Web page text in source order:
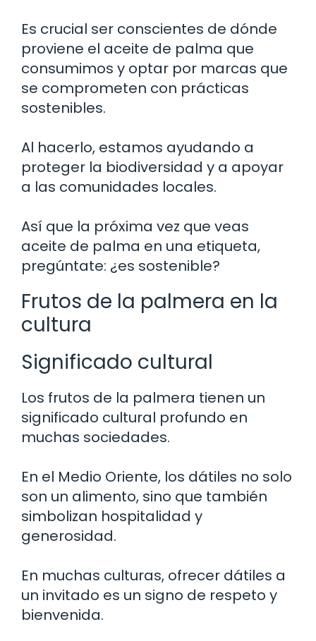
Es crucial ser conscientes de dónde
proviene el aceite de palma que
consumimos y optar por marcas que
se comprometen con prácticas
sostenibles.
Al hacerlo, estamos ayudando a
proteger la biodiversidad y a apoyar
a las comunidades locales.
Así que la próxima vez que veas
aceite de palma en una etiqueta,
pregúntate: ¿es sostenible?
Frutos de la palmera en la
cultura
Significado cultural
Los frutos de la palmera tienen un
significado cultural profundo en
muchas sociedades.
En el Medio Oriente, los dátiles no solo
son un alimento, sino que también
simbolizan hospitalidad y
generosidad.
En muchas culturas, ofrecer dátiles a
un invitado es un signo de respeto y
bienvenida.